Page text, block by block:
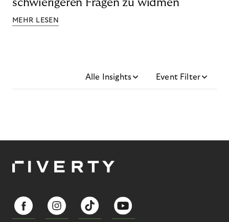
schwierigeren Fragen zu widmen
MEHR LESEN
Alle Insights Event Filter